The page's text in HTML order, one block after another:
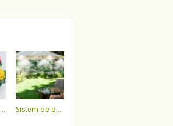
sistem de pulverizare a apei